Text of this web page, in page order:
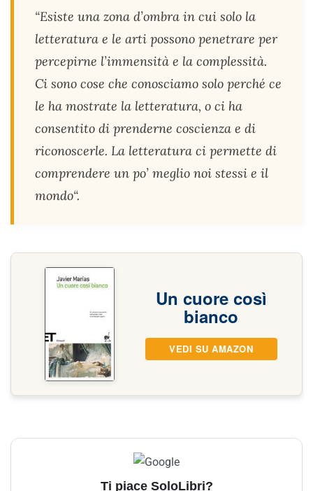
“Esiste una zona d’ombra in cui solo la
letteratura e le arti possono penetrare per
percepirne l’immensità e la complessità.
Ci sono cose che conosciamo solo perché ce
le ha mostrate la letteratura, o ci ha
consentito di prenderne coscienza e di
riconoscerle. La letteratura ci permette di
comprendere un po’ meglio noi stessi e il
mondo“.
Un cuore così
bianco
VEDI SU AMAZON
Ti piace SoloLibri?